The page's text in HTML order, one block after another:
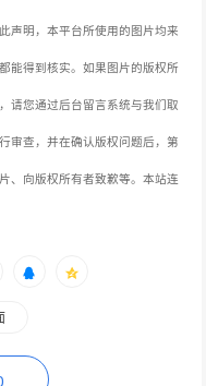
声明，本平台所使用的图片均来
能得到核实。如果图片的版权所
请您通过后台留言系统与我们取
审查，并在确认版权问题后，第
、向版权所有者致歉等。本站连